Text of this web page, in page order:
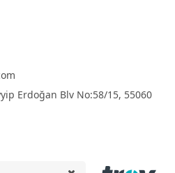
Erdoğan Blv No:58/15, 55060